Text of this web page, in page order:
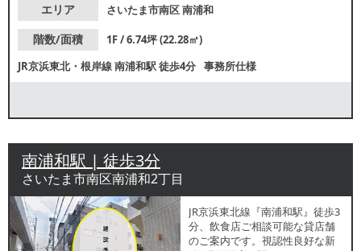
エリア
さいたま市南区南浦和
階数/面積
1F / 6.74坪 (22.28㎡)
JR京浜東北・根岸線南浦和駅徒歩4分 事務所仕様
南浦和駅 | 徒歩3分
さいたま市南区南浦和2丁目
JR京浜東北線『南浦和駅』徒歩3
分、飲食店ご相談可能な貸店舗
のご案内です。視認性良好な新